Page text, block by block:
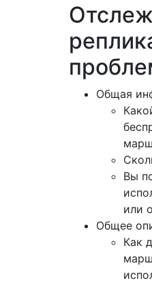
Общая
Вы
или
Общее
Как